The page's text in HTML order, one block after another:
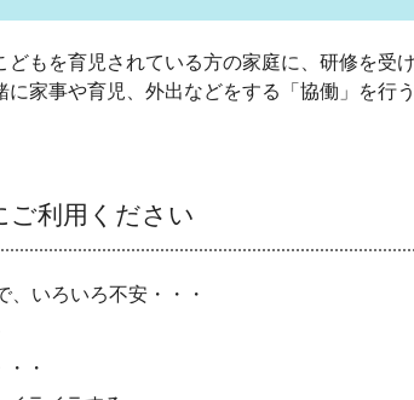
水道局
もを育児されている方の家庭に、研修を受
に家事や育児、外出などをする「協働」を行
ご利用ください
、いろいろ不安・・・
・